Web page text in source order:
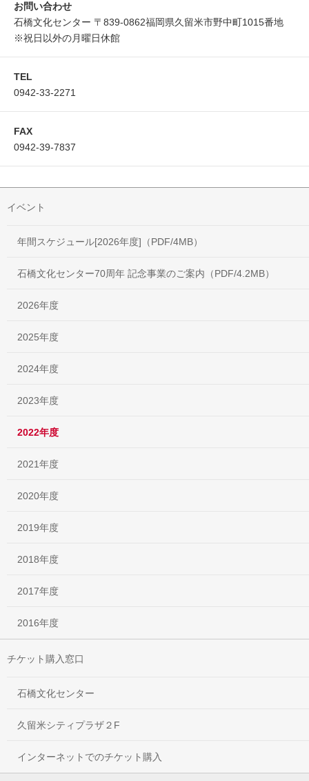
お問い合わせ
石橋文化センター 〒839-0862福岡県久留米市野中町1015番地
※祝日以外の月曜日休館
TEL
0942-33-2271
FAX
0942-39-7837
イベント
年間スケジュール[2026年度]（PDF/4MB）
石橋文化センター70周年 記念事業のご案内（PDF/4.2MB）
2026年度
2025年度
2024年度
2023年度
2022年度
2021年度
2020年度
2019年度
2018年度
2017年度
2016年度
チケット購入窓口
石橋文化センター
久留米シティプラザ２F
インターネットでのチケット購入